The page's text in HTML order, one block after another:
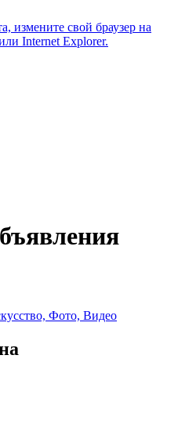
измените свой браузер на
Internet Explorer.
Фото, Видео